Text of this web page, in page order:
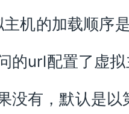
机的加载顺序
的url配置了虚
没有，默认是以